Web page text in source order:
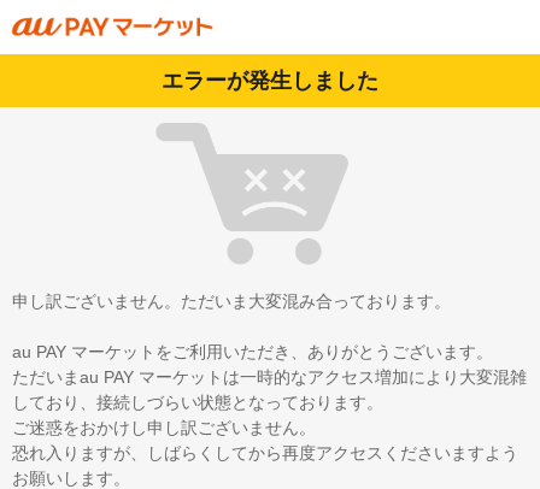
エラーが発生しました
申し訳ございません。ただいま大変混み合っております。
au PAY マーケットをご利用いただき、ありがとうございます。
ただいまau PAY マーケットは一時的なアクセス増加により大変混雑
しており、接続しづらい状態となっております。
ご迷惑をおかけし申し訳ございません。
恐れ入りますが、しばらくしてから再度アクセスくださいますよう
お願いします。